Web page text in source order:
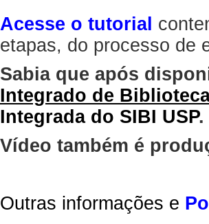
Acesse o tutorial
etapas, do processo de
Sabia que após
Integrado de
Integrada do SIBI USP.
Vídeo também é
Outras informações e